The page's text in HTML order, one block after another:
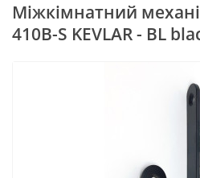
Міжкімнатний
410B-S KEVLAR - BL